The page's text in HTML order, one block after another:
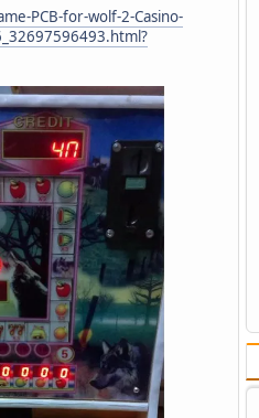
PCB-for-wolf-2-Casino-